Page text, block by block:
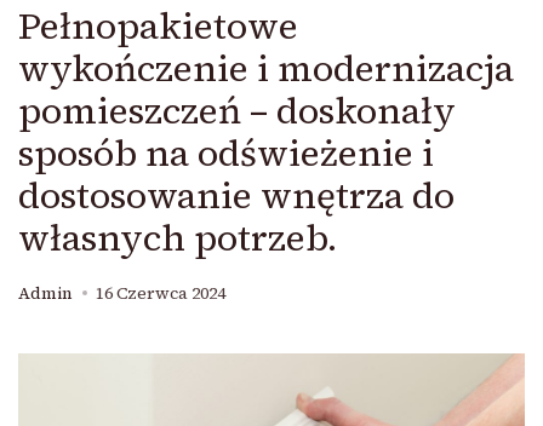
Pełnopakietowe
wykończenie i modernizacja
pomieszczeń – doskonały
sposób na odświeżenie i
dostosowanie wnętrza do
własnych potrzeb.
Admin 16 Czerwca 2024